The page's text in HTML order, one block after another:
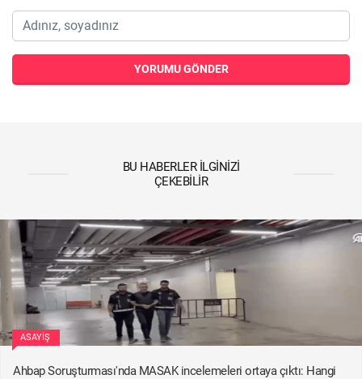
YORUMU GÖNDER
BU HABERLER İLGINIZI
ÇEKEBILIR
ASAYIŞ
Ahbap Soruşturması'nda MASAK incelemeleri ortaya çıktı: Hangi